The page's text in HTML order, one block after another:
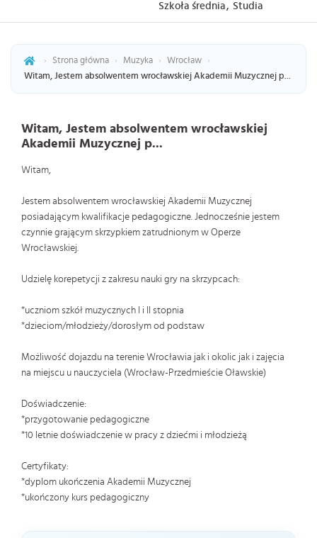
Szkoła średnia Studia
› Strona główna › Muzyka › Wrocław
›
Witam, Jestem absolwentem wrocławskiej Akademii Muzycznej p...
Witam, Jestem absolwentem wrocławskiej
Akademii Muzycznej p...
Witam,
Jestem absolwentem wrocławskiej Akademii Muzycznej
posiadającym kwalifikacje pedagogiczne. Jednocześnie jestem
czynnie grającym skrzypkiem zatrudnionym w Operze
Wrocławskiej.
Udzielę korepetycji z zakresu nauki gry na skrzypcach:
*uczniom szkół muzycznych I i II stopnia
*dzieciom/młodzieży/dorosłym od podstaw
Możliwość dojazdu na terenie Wrocławia jak i okolic jak i zajęcia
na miejscu u nauczyciela (Wrocław-Przedmieście Oławskie)
Doświadczenie:
*przygotowanie pedagogiczne
*10 letnie doświadczenie w pracy z dziećmi i młodzieżą
Certyfikaty:
*dyplom ukończenia Akademii Muzycznej
*ukończony kurs pedagogiczny